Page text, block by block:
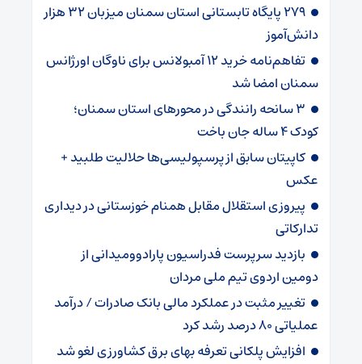
۲۷۹ پایگاه تابستانی استان سمنان میزبان ۳۲ هزار
دانش‌آموز
تفاهم‌نامه خرید ۱۲ آمبولانس برای ناوگان اورژانس
سمنان امضا شد
۳ سانحه رانندگی در محورهای استان سمنان؛
کودک ۴ ساله جان باخت
کاپیتان سابق از پرسپولیسی‌ها حلالیت طلبید +
عکس
پیروزی استقلال مقابل همنام خوزستانی در دیداری
تدارکاتی
بازدید سرپرست فدراسیون پارادوومیدانی از
دومین اردوی تیم ملی مردان
تغییر مثبت در عملکرد مالی بانک صادرات / درآمد
عملیاتی ۸۰ درصد رشد کرد
افزایش پلکانی تعرفه بهای برق کشاورزی لغو شد